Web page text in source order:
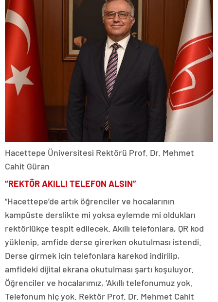
Hacettepe Üniversitesi Rektörü Prof. Dr. Mehmet
Cahit Güran
“REKTÖR AKILLI TELEFON ALSIN”
“Hacettepe’de artık öğrenciler ve hocalarının
kampüste derslikte mi yoksa eylemde mi oldukları
rektörlükçe tespit edilecek. Akıllı telefonlara, QR kod
yüklenip, amfide derse girerken okutulması istendi.
Derse girmek için telefonlara karekod indirilip,
amfideki dijital ekrana okutulması şartı koşuluyor.
Öğrenciler ve hocalarımız, ‘Akıllı telefonumuz yok.
Telefonum hiç yok. Rektör Prof. Dr. Mehmet Cahit